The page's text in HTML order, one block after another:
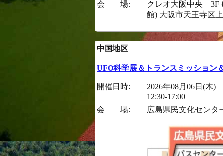
会 場:
クレオ大阪中央 3F
館) 大阪市天王寺区
中国地区
UFO科学展＆トランスミッション
開催日時:
2026年08月06日(木)
12:30-17:00
会 場:
広島県民文化センタ